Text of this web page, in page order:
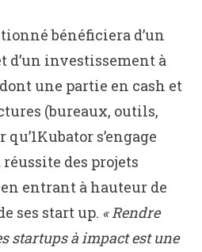
bénéficiera d’un
d’un investissement à
une partie en cash et
(bureaux, outils,
s’engage
des projets
entrant à hauteur de
ses start up. « Rendre
startups à impact est une